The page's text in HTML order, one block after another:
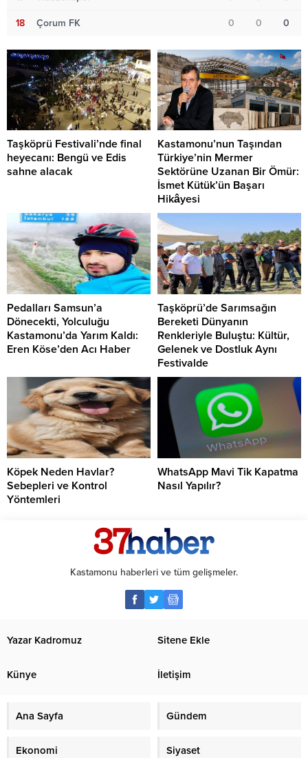
18 Çorum FK 0 0 0
Taşköprü Festivali’nde final
heyecanı: Bengü ve Edis
sahne alacak
Kastamonu’nun Taşından
Türkiye’nin Mermer
Sektörüne Uzanan Bir Ömür:
İsmet Kütük’ün Başarı
Hikâyesi
Pedalları Samsun’a
Dönecekti, Yolculuğu
Kastamonu’da Yarım Kaldı:
Eren Köse’den Acı Haber
Taşköprü’de Sarımsağın
Bereketi Dünyanın
Renkleriyle Buluştu: Kültür,
Gelenek ve Dostluk Aynı
Festivalde
Köpek Neden Havlar?
Sebepleri ve Kontrol
Yöntemleri
WhatsApp Mavi Tik Kapatma
Nasıl Yapılır?
Kastamonu haberleri ve tüm gelişmeler.
Yazar Kadromuz Sitene Ekle
Künye İletişim
Ana Sayfa Gündem
Ekonomi Siyaset